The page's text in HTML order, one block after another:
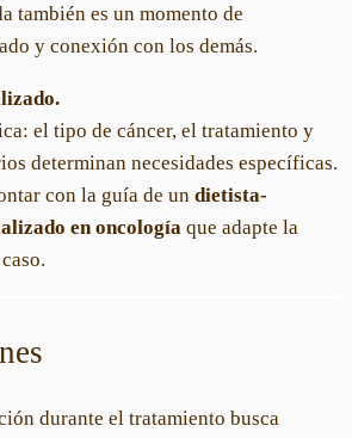
también es un momento de
y conexión con los demás.
el tipo de cáncer, el tratamiento y
determinan necesidades específicas.
con la guía de un dietista-
en oncología que adapte la
durante el tratamiento busca